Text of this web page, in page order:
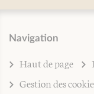
Navigation
Haut de page
Gestion des